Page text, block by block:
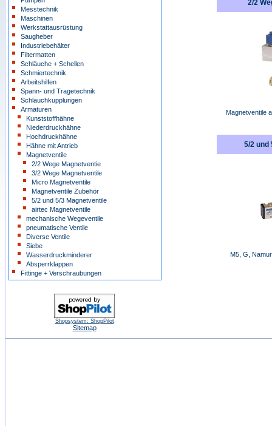
Messtechnik
Maschinen
Werkstattausrüstung
Saugheber
Industriebehälter
Filtermatten
Schläuche + Schellen
Schmiertechnik
Arbeitshilfen
Spann- und Tragetechnik
Schlauchkupplungen
Armaturen
Kunststoffhähne
Niederdruckhähne
Hochdruckhähne
Hähne mit Antrieb
Magnetventile
2/2 Wege Magnetventie
3/2 Wege Magnetventile
Micro Magnetventile
Magnetventile Zubehör
5/2 und 5/3 Magnetventile
airtec Magnetventile
mechanische Wegeventile
pneumatische Ventile
Diverse Ventile
Siebe
Wasserdruckminderer
Absperrklappen
Fittinge + Verschraubungen
Shopsystem: ShopPilot
Sitemap
2/2
Magnetventile
5/2 und
M5, G,